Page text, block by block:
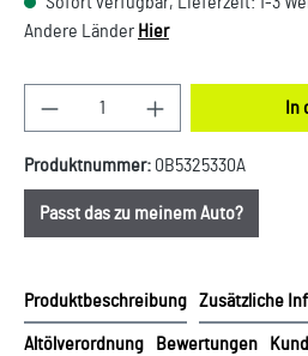
Andere Länder Hier
Produkt Anzahl: Gib den In
Produktnummer: 0B5325330A
Passt das zu meinem Auto?
Produktbeschreibung Zusätzliche
Altölverordnung Bewertungen